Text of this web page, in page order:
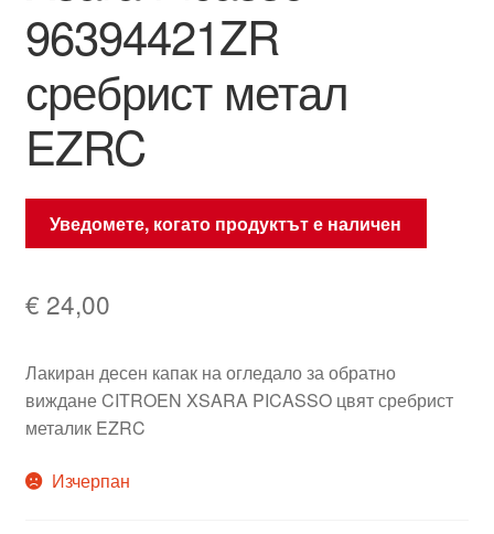
96394421ZR
сребрист метал
EZRC
Уведомете, когато продуктът е наличен
€ 24,00
Лакиран десен капак на огледало за обратно
виждане CITROEN XSARA PICASSO цвят сребрист
металик EZRC
Изчерпан